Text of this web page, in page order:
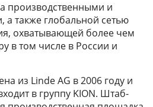
​​производственными и
также глобальной сетью
охватывающей более чем
в том числе в России и
из Linde AG в 2006 году и
в группу KION. Штаб-